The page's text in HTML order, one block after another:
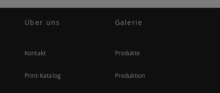
Über uns
Kontakt
Print-Katalog
Galerie
Produkte
Produktion